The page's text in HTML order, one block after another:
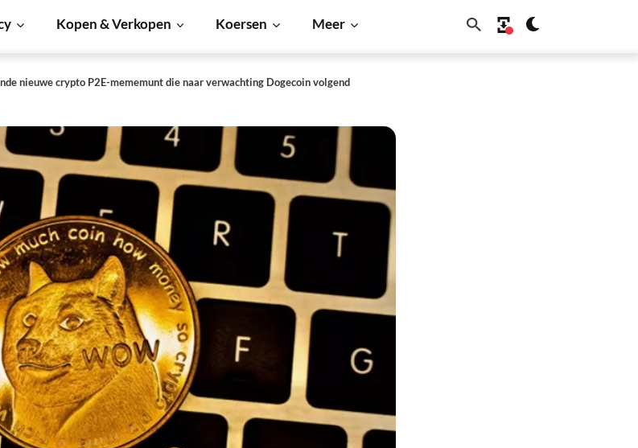
Kopen & Verkopen Koersen Meer
nieuwe crypto P2E-mememunt die naar verwachting Dogecoin volgend